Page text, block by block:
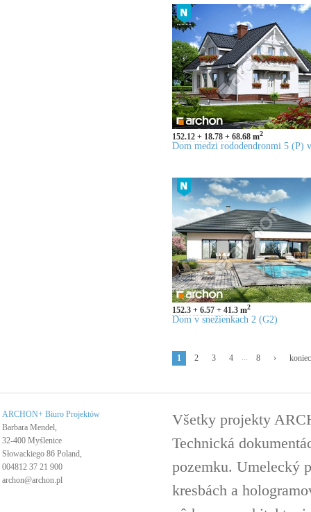
152.12 18.78 68.68m2
Dom medzi rododendronmi 5 (P)
152.3 6.57 41.3m2
Dom v snežienkach 2 (G2)
1 2 3 4 ... 8 ›
ARCHON+ Biuro Projektów
Barbara Mendel,
32-400 Myślenice
Słowackiego 86 Poland,
004812 37 21 900
archon@archon.pl
Všetky projekty
Technická
pozemku. Umelecký
kresbách a